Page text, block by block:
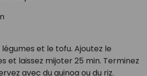
et le tofu. Ajoutez le
et laissez mijoter 25 min. Terminez
avec du quinoa ou du riz.